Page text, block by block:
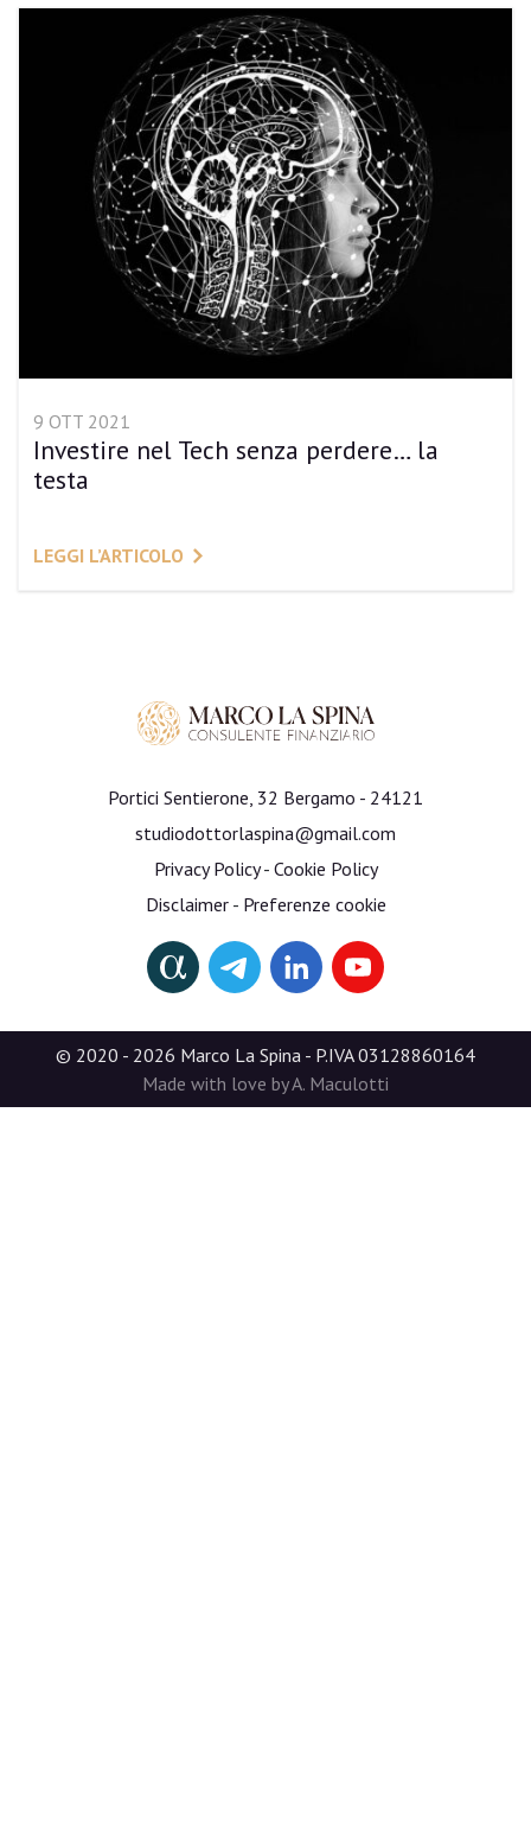
9 OTT 2021
Investire nel Tech senza perdere… la
testa
LEGGI L’ARTICOLO
Portici Sentierone, 32 Bergamo - 24121
studiodottorlaspina@gmail.com
Privacy Policy- Cookie Policy
Disclaimer- Preferenze cookie
© 2020 - 2026 Marco La Spina - P.IVA 03128860164
Made with love by A. Maculotti